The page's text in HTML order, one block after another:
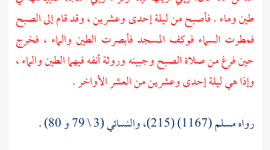
طين وماء . فأصبح من ليلة إحدى وعشرين ، وقد قام إلى الصبح
فمطرت السماء فوكف المسجد فأبصرت الطين والماء ، فخرج
حين فرغ من صلاة الصبح وجبينه وروثة أنفه فيهما الطين والماء ،
وإذا هي ليلة إحدى وعشرين من العشر الأواخر .
رواه مسلم (1167) (215)، والنسائي (3 \ 79 و 80) .